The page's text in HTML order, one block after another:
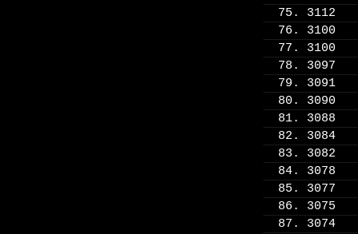
75. 3112
76. 3100
77. 3100
78. 3097
79. 3091
80. 3090
81. 3088
82. 3084
83. 3082
84. 3078
85. 3077
86. 3075
87. 3074